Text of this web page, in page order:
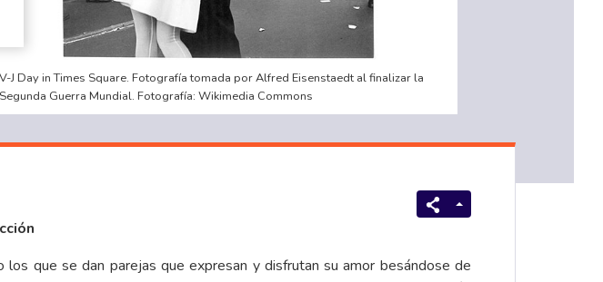
V-J Day in Times Square. Fotografía tomada por Alfred Eisenstaedt al finalizar la
Guerra Mundial. Fotografía: Wikimedia Commons
que se dan parejas que expresan y disfrutan su amor besándose de